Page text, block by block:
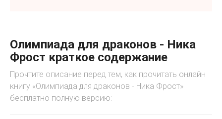
Олимпиада для драконов - Ника
Фрост краткое содержание
Прочтите описание перед тем, как прочитать онлайн
книгу «Олимпиада для драконов - Ника Фрост»
бесплатно полную версию: